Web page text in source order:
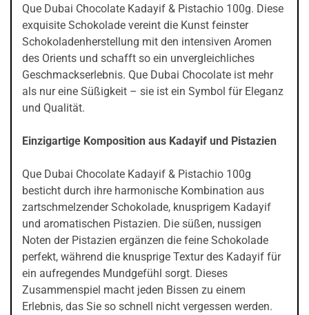
Que Dubai Chocolate Kadayif & Pistachio 100g. Diese
exquisite Schokolade vereint die Kunst feinster
Schokoladenherstellung mit den intensiven Aromen
des Orients und schafft so ein unvergleichliches
Geschmackserlebnis. Que Dubai Chocolate ist mehr
als nur eine Süßigkeit – sie ist ein Symbol für Eleganz
und Qualität.
Einzigartige Komposition aus Kadayif und Pistazien
Que Dubai Chocolate Kadayif & Pistachio 100g
besticht durch ihre harmonische Kombination aus
zartschmelzender Schokolade, knusprigem Kadayif
und aromatischen Pistazien. Die süßen, nussigen
Noten der Pistazien ergänzen die feine Schokolade
perfekt, während die knusprige Textur des Kadayif für
ein aufregendes Mundgefühl sorgt. Dieses
Zusammenspiel macht jeden Bissen zu einem
Erlebnis, das Sie so schnell nicht vergessen werden.